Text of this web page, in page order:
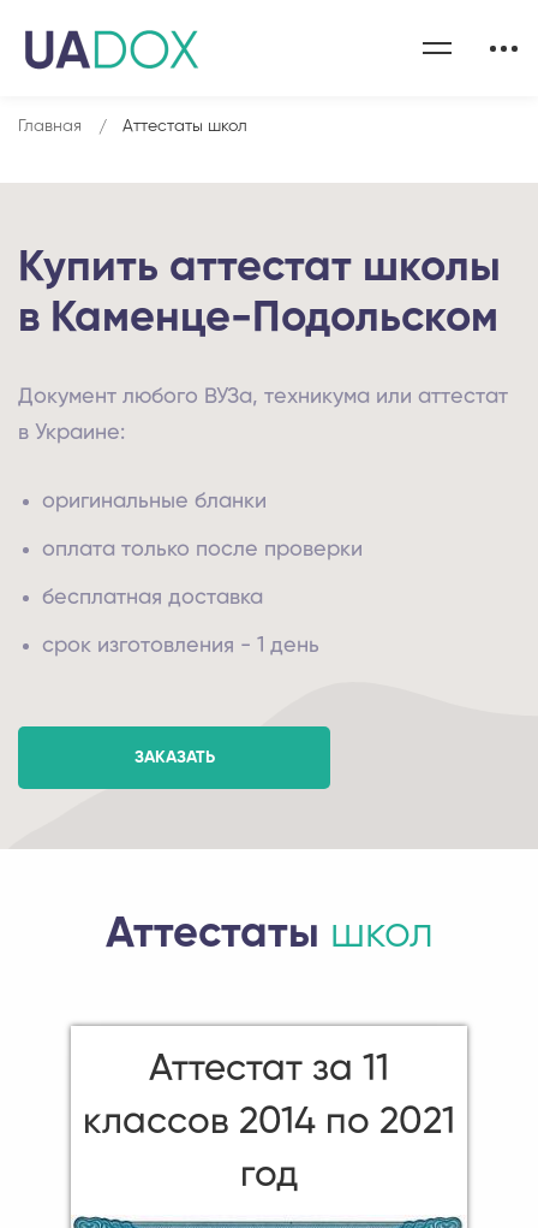
Главная Аттестаты школ
Купить аттестат школы
в Каменце-Подольском
Документ любого ВУЗа, техникума или аттестат
в Украине:
оригинальные бланки
оплата только после проверки
бесплатная доставка
срок изготовления - 1 день
ЗАКАЗАТЬ
Аттестаты школ
Аттестат за 11
классов 2014 по 2021
год